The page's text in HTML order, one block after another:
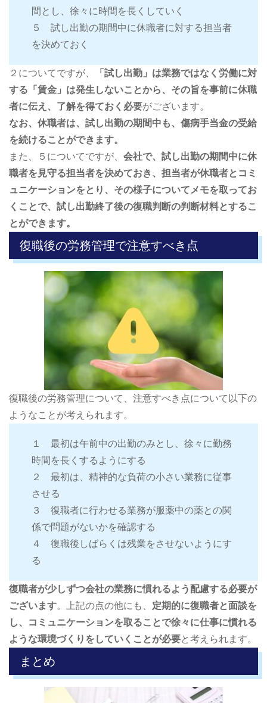
間とし、徐々に時間を長くしていく
５ 試し出勤の期間中に休職者に対する担当者
を決めておく
２についてですが、
「試し出勤」は業務ではなく労働に対
する「賃金」は発生しないことから、その旨を事前に休職
者に伝え、了解を得ておく必要がございます。
なお、休職者は、試し出勤の期間中も、傷病手当金の受給
を続けることができます。
また、５についてですが、 会社で、試し出勤の期間中に休
職者を見守る担当者を決めておき、担当者が休職者とコミ
ュニケーションをとり、その様子についてメモを取ってお
くことで、試し出勤終了後の復職判断の判断材料とするこ
とができます。
復職後の労務管理で注意すべき点
復職後の労務管理について、注意すべき点について以下の
ようなことが考えられます。
１ 最初は午前中の出勤のみとし、徐々に勤務
時間を長くするようにする
２ 最初は、精神的な負荷の小さい業務に従事
させる
３ 復職者に行わせる業務が服薬中の薬との関
係で問題がないかを確認する
４ 復職後しばらくは残業をさせないようにす
る
復職者が少しずつ会社の業務に慣れるよう配慮する必要が
ございます。上記の点の他にも、 定期的に復職者と面談を
し、コミュニケーションを取ることで徐々に仕事に慣れる
ような環境づくりをしていくことが必要と考えられます。
まとめ